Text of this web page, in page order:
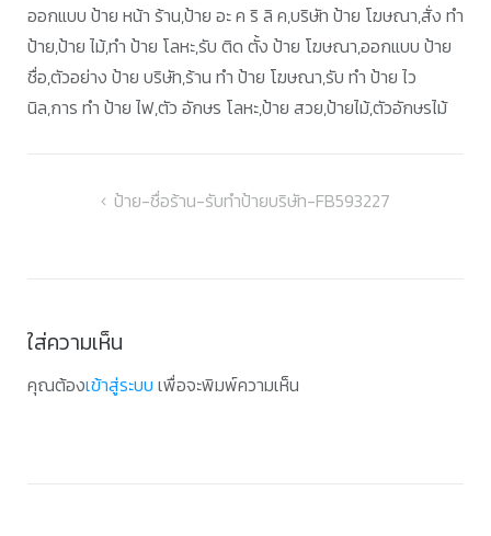
ออกแบบ ป้าย หน้า ร้าน,ป้าย อะ ค ริ ลิ ค,บริษัท ป้าย โฆษณา,สั่ง ทำ
ป้าย,ป้าย ไม้,ทำ ป้าย โลหะ,รับ ติด ตั้ง ป้าย โฆษณา,ออกแบบ ป้าย
ชื่อ,ตัวอย่าง ป้าย บริษัท,ร้าน ทำ ป้าย โฆษณา,รับ ทำ ป้าย ไว
นิล,การ ทํา ป้าย ไฟ,ตัว อักษร โลหะ,ป้าย สวย,ป้ายไม้,ตัวอักษรไม้
แนะแนว ป้าย-ชื่อร้าน-รับทำป้ายบริษัท-FB593227
ใส่ความเห็น
คุณต้องเข้าสู่ระบบ เพื่อจะพิมพ์ความเห็น